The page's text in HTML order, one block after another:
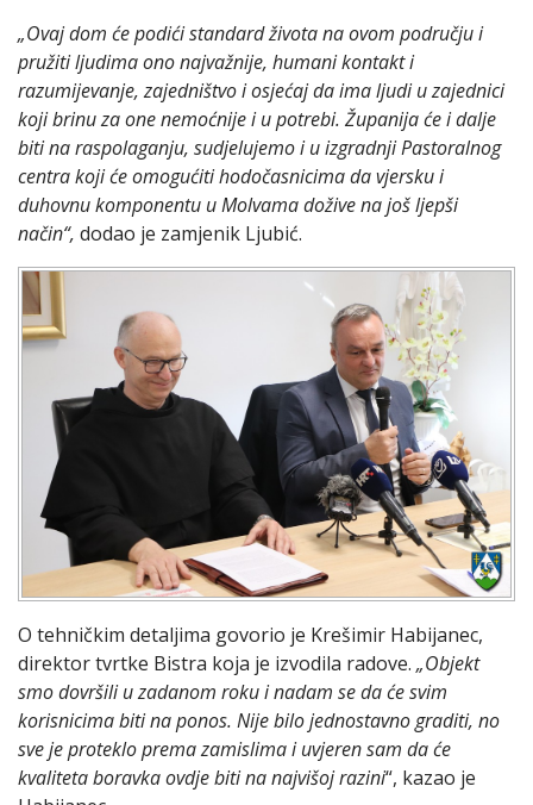
„Ovaj dom će podići standard života na ovom području i
pružiti ljudima ono najvažnije, humani kontakt i
razumijevanje, zajedništvo i osjećaj da ima ljudi u zajednici
koji brinu za one nemoćnije i u potrebi. Županija će i dalje
biti na raspolaganju, sudjelujemo i u izgradnji Pastoralnog
centra koji će omogućiti hodočasnicima da vjersku i
duhovnu komponentu u Molvama dožive na još ljepši
način“, dodao je zamjenik Ljubić.
O tehničkim detaljima govorio je Krešimir Habijanec,
direktor tvrtke Bistra koja je izvodila radove. „Objekt
smo dovršili u zadanom roku i nadam se da će svim
korisnicima biti na ponos. Nije bilo jednostavno graditi, no
sve je proteklo prema zamislima i uvjeren sam da će
kvaliteta boravka ovdje biti na najvišoj razini“, kazao je